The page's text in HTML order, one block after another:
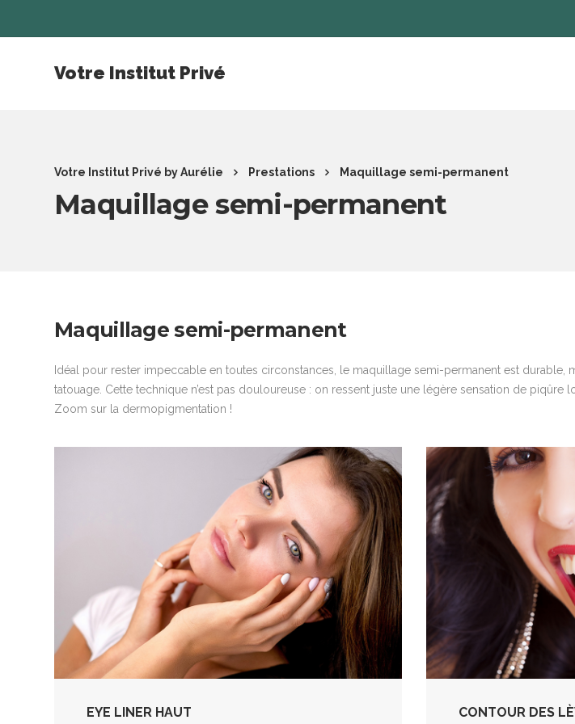
Votre Institut Privé
Votre Institut Privé by Aurélie Prestations Maquillage semi-permanent
Maquillage semi-permanent
Maquillage semi-permanent
Idéal pour rester impeccable en toutes circonstances, le maquillage semi-permanent est durable,
tatouage. Cette technique n’est pas douloureuse : on ressent juste une légère sensation de piqûre
Zoom sur la dermopigmentation !
EYE LINER HAUT CONTOUR DES